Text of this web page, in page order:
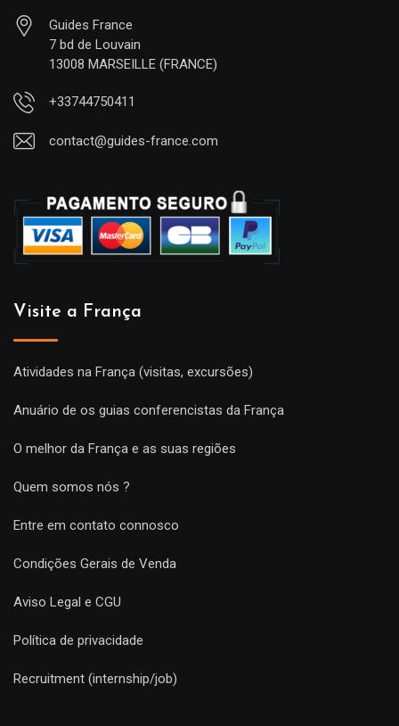
Guides France
7 bd de Louvain
13008 MARSEILLE (FRANCE)
+33744750411
contact@guides-france.com
Visite a França
Atividades na França (visitas, excursões)
Anuário de os guias conferencistas da França
O melhor da França e as suas regiões
Quem somos nós ?
Entre em contato connosco
Condições Gerais de Venda
Aviso Legal e CGU
Política de privacidade
Recruitment (internship/job)